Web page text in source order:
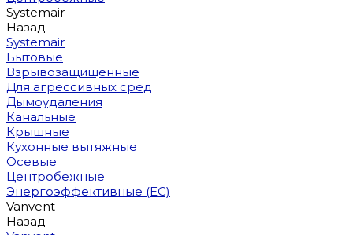
Systemair
Назад
Systemair
Бытовые
Взрывозащищенные
Для агрессивных сред
Дымоудаления
Канальные
Крышные
Кухонные вытяжные
Осевые
Центробежные
Энергоэффективные (EC)
Vanvent
Назад